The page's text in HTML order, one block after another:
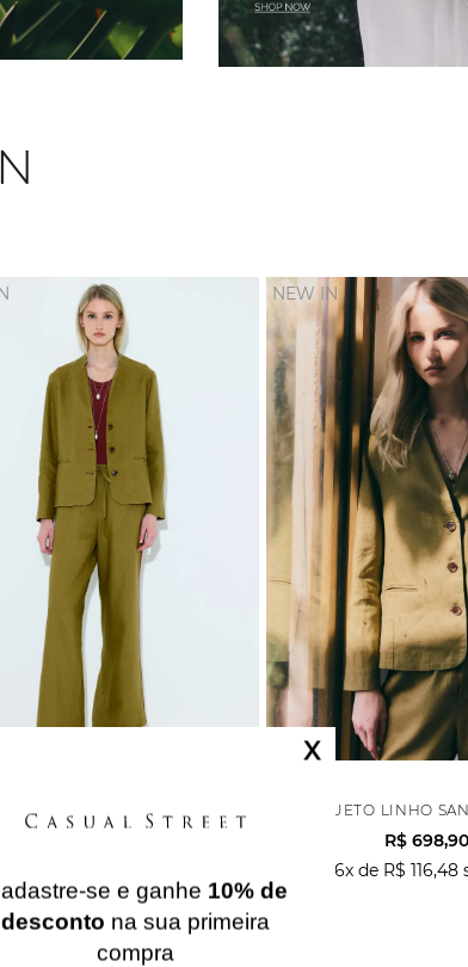
X
se e ganhe 10% de
desconto na sua primeira
compra
LINHO TIRA LATERAL SANTORINE - VERDE
NEW IN
CASAQUETO LINHO
R$ 698,90
6x de R$ 116,48